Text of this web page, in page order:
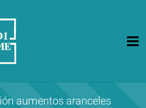
de Diagnóstico Médico
aumentos aranceles